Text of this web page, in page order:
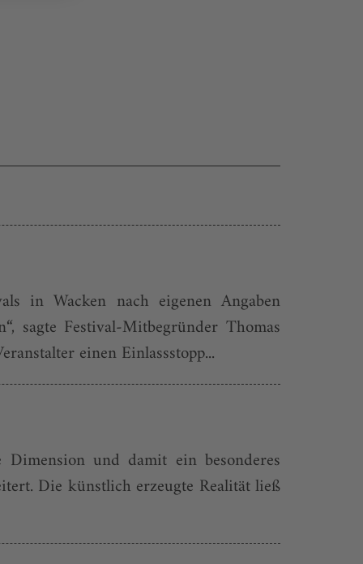
in Wacken nach eigenen Angaben
sagte Festival-Mitbegründer Thomas
einen Einlassstopp...
und damit ein besonderes
Die künstlich erzeugte Realität ließ